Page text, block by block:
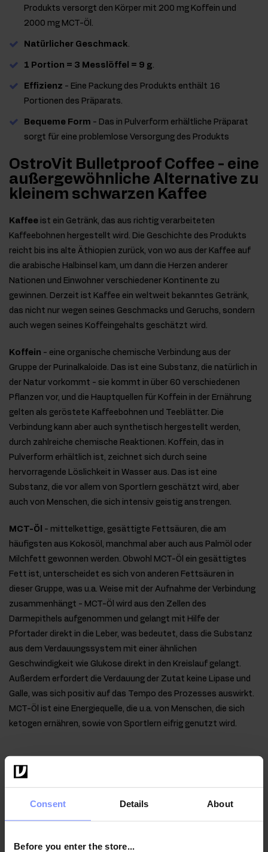
Consent Details About
Before you enter the store...
Produkts versorgt den Körper mit 200 mg Koffein und
2000 mg MCT-Öl.
Natürlicher Geschmack.
1 Portion = 3 Messlöffel = 9 g.
Effizienz - Eine Packung des Produkts enthält 16
Portionen des Präparats.
Bequeme Form - Das in Pulverform erhältliche Präparat
sorgt für eine problemlose Versorgung des Produkts
OstroVit Bulletproof Coffee - eine
außergewöhnliche Alternative zu
kleinem schwarzen Kaffee
Kaffee ist ein Getränk, das aus richtig verarbeiteten
Kaffeebohnen hergestellt wird. Die Geschichte des Produkts
reicht bis ins alte Äthiopien zurück, von wo aus der Kaffee auf
die arabische Halbinsel kam, um dann die Herzen anderer
Nationen und Einwohner verschiedener Kontinente zu
gewinnen. Derzeit ist Kaffee ein weltweit bekanntes Getränk,
das nicht nur wegen seines Geschmacks und Geruchs, sondern
auch wegen seines Koffeingehalts geschätzt wird.
Koffein - eine organische chemische Verbindung aus der
Gruppe der Purinalkaloide. Das ist eine Substanz, die natürlich in
der Natur vorkommt - sie kommt in über 60 verschiedenen
Pflanzen vor, und die Hauptquellen für Koffein in der Ernährung
gelten als geröstete Kaffeebohnen und Teeblätter. Die
Verbindung kann aber auch synthetisch hergestellt werden,
durch zahlreiche chemische Reaktionen. Koffein, das in
Pulverform erhältlich ist, zeichnet sich durch seine
hervorragende Löslichkeit in Wasser aus. Das ist eine
Substanz, die vor allem von Sportlern geschätzt wird, aber
auch von Menschen, die sich intensiv geistig anstrengen.
MCT-Öl
- mittelkettige, gesättigte Fettsäuren, die am
häufigsten aus Kokosöl, manchmal aber auch aus Palmöl oder
Milchfett gewonnen werden. Obwohl MCT-Öl ein gesättigtes
Fett ist, unterscheidet es sich von anderen Fettsäuren in
dieser Gruppe, was u.a. Weise mit der Aufnahme der Verbindung
zusammenhängt - MCT-Öl wird aus den Zellen des
Darmepithels aufgenommen und gelangt mit Hilfe der
Pfortader direkt in die Leber, was bedeutet, dass die Substanz
aus dem Verdauungssystem mit einer ähnlichen
Geschwindigkeit wie Glukose direkt in den Kreislauf gelangt.
Außerdem erfordert die Verdauung der Zutat keine Lipase und
Galle, was sich positiv auf das Tempo des Prozesses auswirkt.
MCT-Öl ist eine Energiequelle, die u.a. von Menschen, die sich
ketogen ernähren, sowie von Sportlern eifrig genutzt wird.
Qualität laborbestätigt